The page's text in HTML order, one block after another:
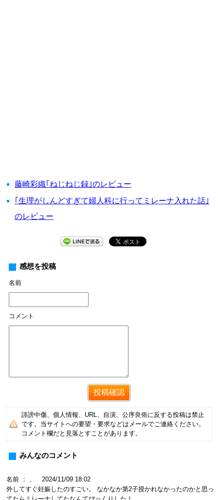
藤崎彩織｢ねじねじ録｣のレビュー
｢生理がしんどすぎて婦人科に行ってミレーナ入れた話｣
のレビュー
感想を投稿
名前
コメント
誹謗中傷、個人情報、URL、自演、公序良俗に反する投稿は禁止
です。当サイトへの要望・要求などはメールでご連絡ください。
コメント欄だと見落とすことがあります。
みんなのコメント
名前 ： 、 2024/11/09 18:02
外してすぐ妊娠したのすごい。 なかなか第2子授かれなかったのかと思っ